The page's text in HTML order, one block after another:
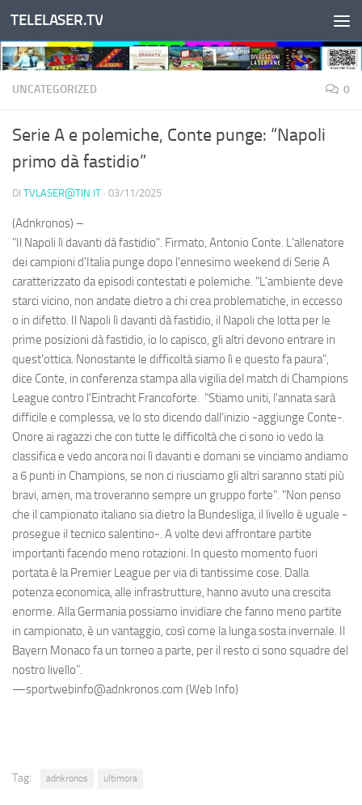
Salta al contenuto
TELELASER.TV
UNCATEGORIZED 0
Serie A e polemiche, Conte punge: “Napoli
primo dà fastidio”
DI TVLASER@TIN.IT · 03/11/2025
(Adnkronos) –
"Il Napoli lì davanti dà fastidio". Firmato, Antonio Conte. L'allenatore
dei campioni d'Italia punge dopo l'ennesimo weekend di Serie A
caratterizzato da episodi contestati e polemiche. "L'ambiente deve
starci vicino, non andate dietro a chi crea problematiche, in eccesso
o in difetto. Il Napoli lì davanti dà fastidio, il Napoli che lotta per le
prime posizioni dà fastidio, io lo capisco, gli altri devono entrare in
quest'ottica. Nonostante le difficoltà siamo lì e questo fa paura",
dice Conte, in conferenza stampa alla vigilia del match di Champions
League contro l'Eintracht Francoforte. "Stiamo uniti, l'annata sarà
difficile e complessa, ve lo sto dicendo dall'inizio -aggiunge Conte-.
Onore ai ragazzi che con tutte le difficoltà che ci sono io vedo la
classifica e vedo ancora noi lì davanti e domani se vinciamo andiamo
a 6 punti in Champions, se non ci riusciamo gli altri saranno stati più
bravi, amen, ma troveranno sempre un gruppo forte". "Non penso
che il campionato italiano sia dietro la Bundesliga, il livello è uguale -
prosegue il tecnico salentino-. A volte devi affrontare partite
importanti facendo meno rotazioni. In questo momento fuori
portata è la Premier League per via di tantissime cose. Dalla
potenza economica, alle infrastrutture, hanno avuto una crescita
enorme. Alla Germania possiamo invidiare che fanno meno partite
in campionato, è un vantaggio, così come la lunga sosta invernale. Il
Bayern Monaco fa un torneo a parte, per il resto ci sono squadre del
nostro livello".
—sportwebinfo@adnkronos.com (Web Info)
Tag: adnkronos ultimora